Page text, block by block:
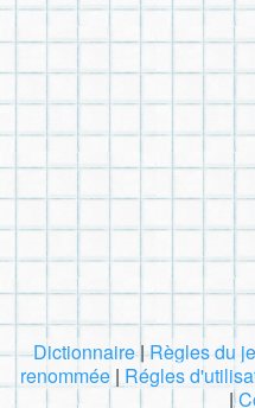
Dictionnaire|Règles du
renommée| Régles
|